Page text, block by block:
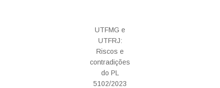
UTFMG e
UTFRJ:
Riscos e
contradições
do PL
5102/2023